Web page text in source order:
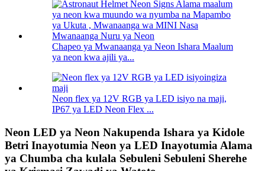
Chapeo ya Mwanaanga ya Neon Ishara Maalum
ya neon kwa ajili ya...
Neon flex ya 12V RGB ya LED isiyo na maji,
IP67 ya LED Neon Flex ...
Neon LED ya Neon Nakupenda Ishara ya Kidole
Betri Inayotumia Neon ya LED Inayotumia Alama
ya Chumba cha kulala Sebuleni Sebuleni Sherehe